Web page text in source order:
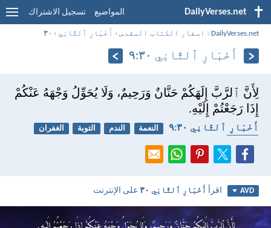
DailyVerses.net المواضيع تسجيل الاشتراك
DailyVerses.net
› اسفار الكتاب المقدس › أَخْبَارِ ٱلثَّانِي › ٣٠
أَخْبَارِ ٱلثَّانِي ٣٠:‏٩
لِأَنَّ ٱلرَّبَّ إِلَهَكُمْ حَنَّانٌ وَرَحِيمٌ، وَلَا يُحَوِّلُ وَجْهَهُ عَنْكُمْ
إِذَا رَجَعْتُمْ إِلَيْهِ.
أَخْبَارِ ٱلثَّانِي ٣٠:‏٩ النعمة الندم التوبة
الغفران
AVD اقرأ أَخْبَارِ ٱلثَّانِي ٣٠ على الإنترنت